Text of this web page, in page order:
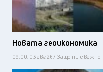
Новата геоикономика
09:00, 03 авг 26 / Защо ни е важно